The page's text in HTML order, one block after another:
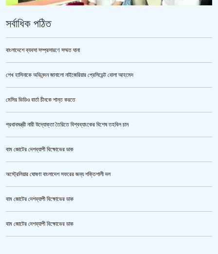
‘জুলাই গণঅভ্যুত্থান স্মৃতি জাদুঘর’ উদ্বোধন করলেন প্রধানমন্ত্রী
সর্বাধিক পঠিত
বাংলাদেশে ব্যবসা সম্প্রসারণে সম্মত ঘানা
শেখ হাসিনাকে অভিনন্দন জানালো নাইজেরিয়ার প্রেসিডেন্ট বোলা আহমেদ
মেসির ভিডিও বার্তা চীনকে শান্ত করতে
প্রধানমন্ত্রী নারী উদ্যোক্তা তৈরিতে বিশ্বব্যাংকের বিশেষ তহবিল চান
বাম জোটের দেশব্যাপী বিক্ষোভের ডাক
অস্ট্রেলিয়ার ঘোষণা বাংলাদেশ সফরের জন্য শক্তিশালী দল
বাম জোটের দেশব্যাপী বিক্ষোভের ডাক
বাম জোটের দেশব্যাপী বিক্ষোভের ডাক